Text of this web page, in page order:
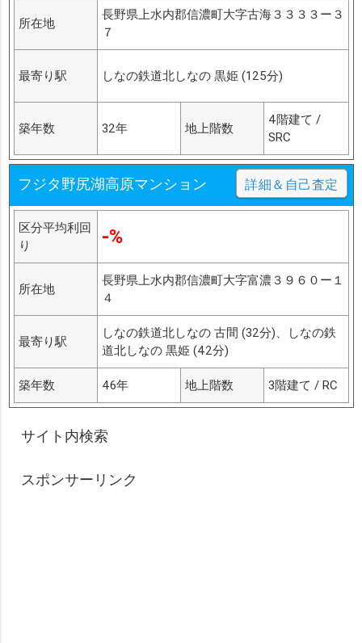
所在地
長野県上水内郡信濃町大字古海３３３３ー３
７
最寄り駅 しなの鉄道北しなの 黒姫 (125分)
築年数 32年 地上階数
4階建て /
SRC
フジタ野尻湖高原マンション 詳細＆自己査定
区分平均利回
り
-%
所在地
長野県上水内郡信濃町大字富濃３９６０ー１
４
最寄り駅
しなの鉄道北しなの 古間 (32分)、しなの鉄
道北しなの 黒姫 (42分)
築年数 46年 地上階数 3階建て / RC
サイト内検索
スポンサーリンク